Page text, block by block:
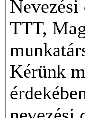
TTT,
Kérünk